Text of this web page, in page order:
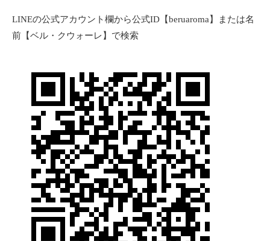
LINEの公式アカウント欄から公式ID【beruaroma】または名
前【ベル・クウォーレ】で検索